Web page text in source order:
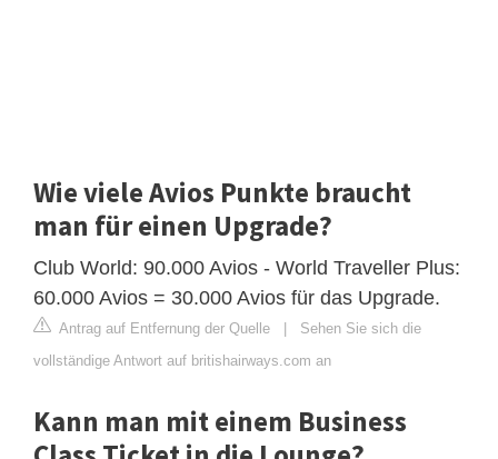
Wie viele Avios Punkte braucht
man für einen Upgrade?
Club World: 90.000 Avios - World Traveller Plus:
60.000 Avios = 30.000 Avios für das Upgrade.
Antrag auf Entfernung der Quelle | Sehen Sie sich die
vollständige Antwort auf britishairways.com an
Kann man mit einem Business